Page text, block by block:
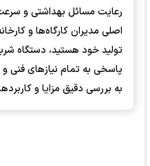
رعایت مسائل بهداشتی و
اصلی مدیران کارگاه‌ها و
تولید خود هستید، دستگاه
پاسخی به تمام نیازهای فنی
به بررسی دقیق مزایا و